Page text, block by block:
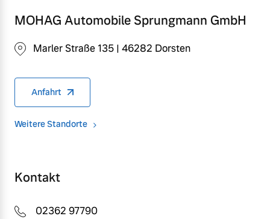
MOHAG Automobile Sprungmann GmbH
Marler Straße 135 | 46282 Dorsten
Anfahrt
Weitere Standorte
Kontakt
02362 97790